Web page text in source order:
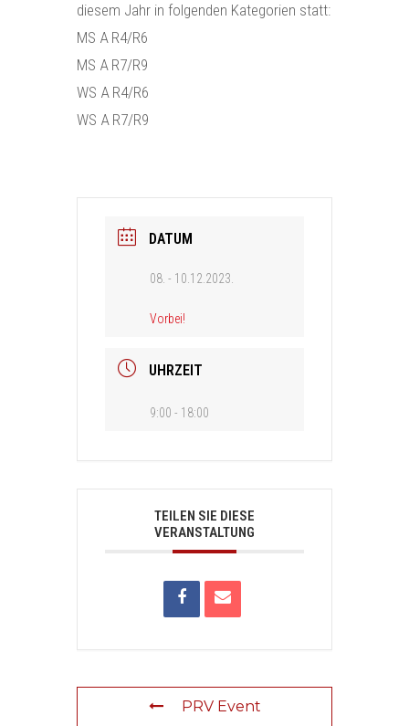
diesem Jahr in folgenden Kategorien statt:
MS A R4/R6
MS A R7/R9
WS A R4/R6
WS A R7/R9
DATUM
08. - 10.12.2023.
Vorbei!
UHRZEIT
9:00 - 18:00
TEILEN SIE DIESE
VERANSTALTUNG
PRV Event